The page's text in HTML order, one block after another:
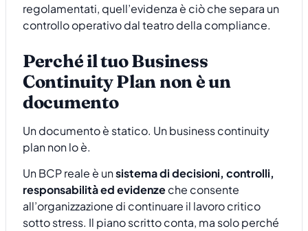
regolamentati, quell’evidenza è ciò che separa un
controllo operativo dal teatro della compliance.
Perché il tuo Business
Continuity Plan non è un
documento
Un documento è statico. Un business continuity
plan non lo è.
Un BCP reale è unsistema di decisioni, controlli,
responsabilità ed evidenzeche consente
all’organizzazione di continuare il lavoro critico
sotto stress. Il piano scritto conta, ma solo perché